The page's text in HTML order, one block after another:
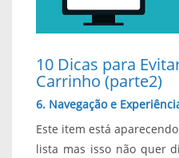
10 Dicas para
Carrinho (parte2)
6. Navegação e
Este item está
lista mas isso não quer